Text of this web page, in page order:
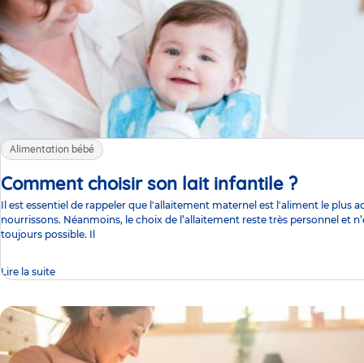
Alimentation bébé
Comment choisir son lait infantile ?Article
Il est essentiel de rappeler que l'allaitement maternel est l'aliment le plus
nourrissons. Néanmoins, le choix de l’allaitement reste très personnel et
toujours possible. Il
Lire la suite